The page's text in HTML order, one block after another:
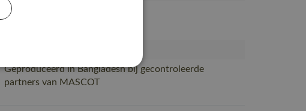
Geproduceerd in Bangladesh bij gecontroleerde
partners van MASCOT